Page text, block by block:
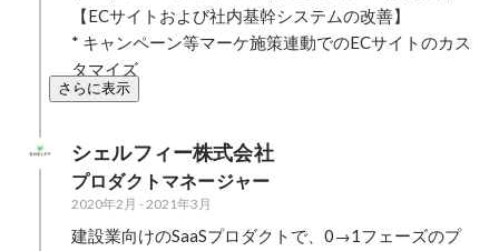
【ECサイトおよび社内基幹システムの改善】
* キャンペーン等マーケ施策連動でのECサイトのカス
タマイズ
さらに表示
シェルフィー株式会社
プロダクトマネージャー
2020年2月 -2021年3月
建設業向けのSaaSプロダクトで、0→1フェーズのプ